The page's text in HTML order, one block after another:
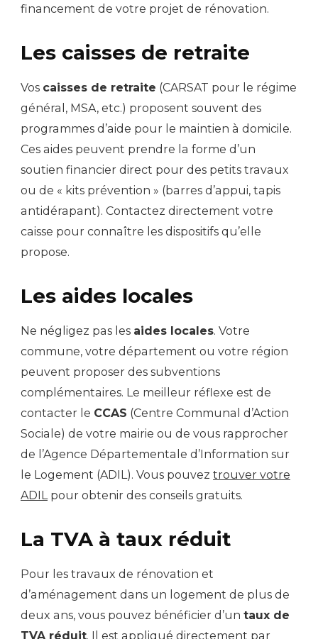
financement de votre projet de rénovation.
Les caisses de retraite
Vos caisses de retraite (CARSAT pour le régime
général, MSA, etc.) proposent souvent des
programmes d’aide pour le maintien à domicile.
Ces aides peuvent prendre la forme d’un
soutien financier direct pour des petits travaux
ou de « kits prévention » (barres d’appui, tapis
antidérapant). Contactez directement votre
caisse pour connaître les dispositifs qu’elle
propose.
Les aides locales
Ne négligez pas les aides locales. Votre
commune, votre département ou votre région
peuvent proposer des subventions
complémentaires. Le meilleur réflexe est de
contacter le CCAS (Centre Communal d’Action
Sociale) de votre mairie ou de vous rapprocher
de l’Agence Départementale d’Information sur
le Logement (ADIL). Vous pouvez trouver votre
ADILpour obtenir des conseils gratuits.
La TVA à taux réduit
Pour les travaux de rénovation et
d’aménagement dans un logement de plus de
deux ans, vous pouvez bénéficier d’un taux de
TVA réduit. Il est appliqué directement par